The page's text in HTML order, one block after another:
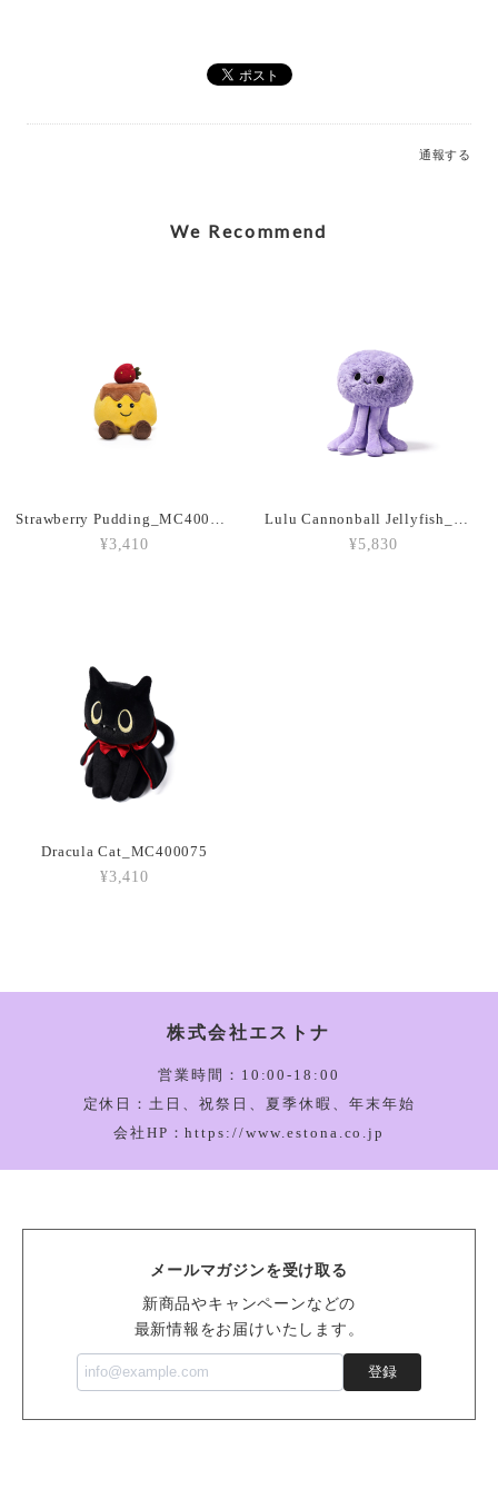
2026/07/12
Amuseable Croissant_A2CRON
2026/03/05
2026/03/05
Vivacious Vegetable Pumpkin_VV6PUM
2026/03/05
Sensational Seafood Mussel_SSEA6M
通報する
We Recommend
Strawberry Pudding_MC400207
¥3,410
Lulu Cannonball Jellyfish_MC300155
¥5,830
Dracula Cat_MC400075
¥3,410
株式会社エストナ
営業時間：10:00-18:00
定休日：土日、祝祭日、夏季休暇、年末年始
会社HP：https://www.estona.co.jp
メールマガジンを受け取る
新商品やキャンペーンなどの
最新情報をお届けいたします。
登録